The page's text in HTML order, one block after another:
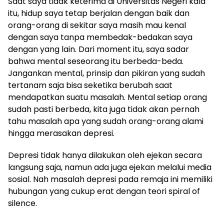
itu, hidup saya tetap berjalan dengan baik dan
orang-orang di sekitar saya masih mau kenal
dengan saya tanpa membedak-bedakan saya
dengan yang lain. Dari moment itu, saya sadar
bahwa mental seseorang itu berbeda-beda.
Jangankan mental, prinsip dan pikiran yang sudah
tertanam saja bisa seketika berubah saat
mendapatkan suatu masalah. Mental setiap orang
sudah pasti berbeda, kita juga tidak akan pernah
tahu masalah apa yang sudah orang-orang alami
hingga merasakan depresi.
Depresi tidak hanya dilakukan oleh ejekan secara
langsung saja, namun ada juga ejekan melalui media
sosial. Nah masalah depresi pada remaja ini memiliki
hubungan yang cukup erat dengan teori spiral of
silence.